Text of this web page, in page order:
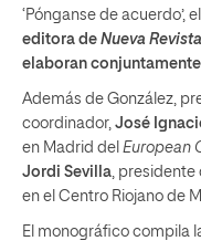
‘Pónganse de acuerdo’, el
editora de Nueva Revista
elaboran conjuntamente
Además de González,
coordinador, José
en Madrid del European
Jordi Sevilla ,
en el Centro Riojano de
El monográfico compila